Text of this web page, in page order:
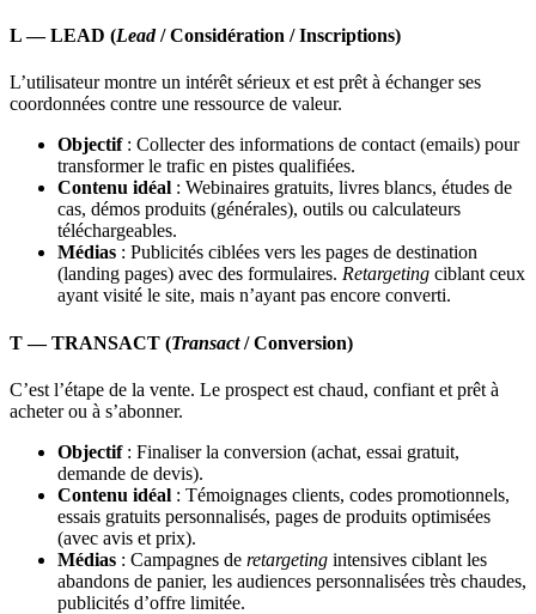
L — LEAD (Lead/ Considération / Inscriptions)
L’utilisateur montre un intérêt sérieux et est prêt à échanger ses
coordonnées contre une ressource de valeur.
Objectif: Collecter des informations de contact (emails) pour
transformer le trafic en pistes qualifiées.
Contenu idéal : Webinaires gratuits, livres blancs, études de
cas, démos produits (générales), outils ou calculateurs
téléchargeables.
Médias : Publicités ciblées vers les pages de destination
(landing pages) avec des formulaires. Retargeting ciblant ceux
ayant visité le site, mais n’ayant pas encore converti.
T — TRANSACT (Transact/ Conversion)
C’est l’étape de la vente. Le prospect est chaud, confiant et prêt à
acheter ou à s’abonner.
Objectif: Finaliser la conversion (achat, essai gratuit,
demande de devis).
Contenu idéal : Témoignages clients, codes promotionnels,
essais gratuits personnalisés, pages de produits optimisées
(avec avis et prix).
Médias : Campagnes de retargeting intensives ciblant les
abandons de panier, les audiences personnalisées très chaudes,
publicités d’offre limitée.